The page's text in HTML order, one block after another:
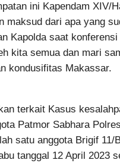
ini Kapendam XIV/
maksud dari apa yang
Kapolda saat
kita semua dan mari
kondusifitas Makassar.
terkait Kasus
Patmor Sabhara
satu anggota Brigif 11/
tanggal 12 April 2023